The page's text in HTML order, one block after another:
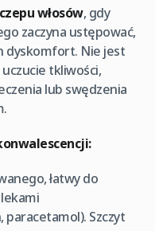
włosów, gdy
zaczyna ustępować,
dyskomfort. Nie jest
tkliwości,
lub swędzenia
łatwy do
Szczyt